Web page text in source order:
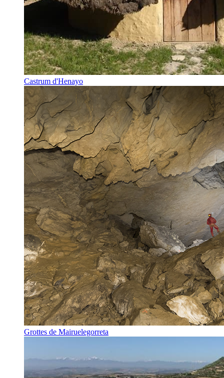
Castrum d'Henayo
Grottes de Mairuelegorreta